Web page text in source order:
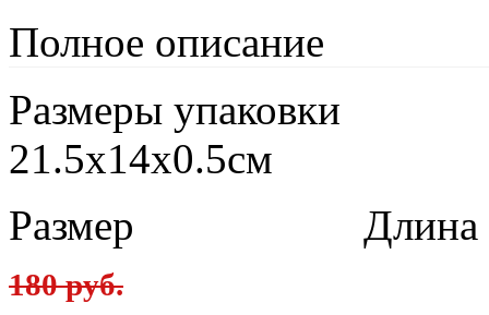
Полное описание
Размеры упаковки
21.5x14x0.5см
Размер
Длина в
180 руб.